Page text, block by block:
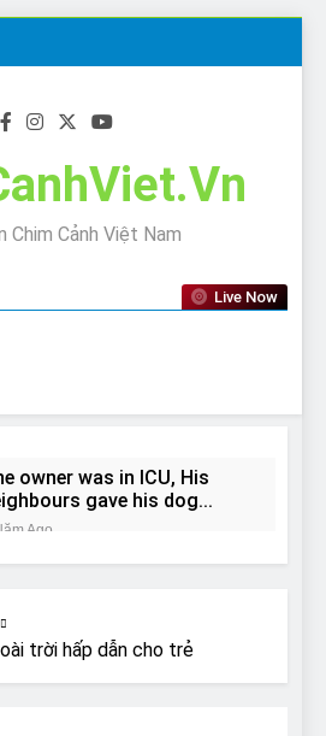
Chim Cảnh Việt Nam
Live Now
owner was in ICU, His
gave his dog
Ago
Do Bulldogs Snore?
How to Minimize It!
trời hấp dẫn cho trẻ